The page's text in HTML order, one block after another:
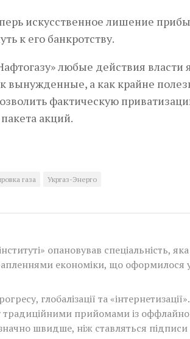
искусственное лишение
к его банкротству.
любые действия власти
вынужденные, а как крайне
фактическую
акций.
газа Укргаз-Энерго
опановував спеціальність,
економіки, що оформилося
глобалізації та
традиційними прийомами із
швидше, ніж ставляться підписи